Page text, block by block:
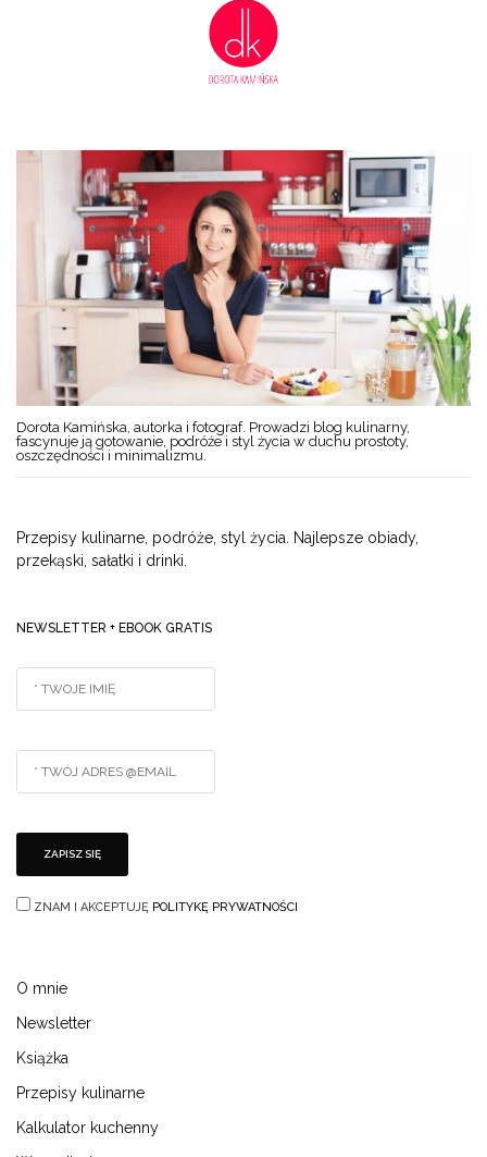
Dorota Kamińska, autorka i fotograf. Prowadzi blog kulinarny,
fascynuje ją gotowanie, podróże i styl życia w duchu prostoty,
oszczędności i minimalizmu.
Przepisy kulinarne, podróże, styl życia. Najlepsze obiady,
przekąski, sałatki i drinki.
NEWSLETTER + EBOOK GRATIS
ZNAM I AKCEPTUJĘ POLITYKĘ PRYWATNOŚCI
O mnie
Newsletter
Książka
Przepisy kulinarne
Kalkulator kuchenny